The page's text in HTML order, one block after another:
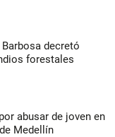
decretó
forestales
abusar de joven en
Medellín